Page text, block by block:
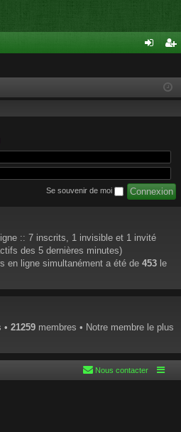
cri
Se souvenir de moi
:: 7 inscrits, 1 invisible et 1 invité
des 5 dernières minutes)
en ligne simultanément a été de 453 le
• 21259 membres • Notre membre le plus
Nous contacter